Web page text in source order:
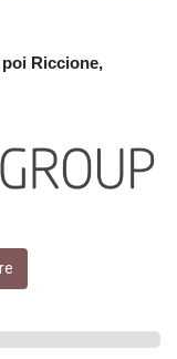
Riccione,